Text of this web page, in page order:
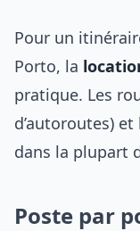
Pour un
Porto, la
pratique. Les
d’autoroutes)
dans la plupart
Poste par